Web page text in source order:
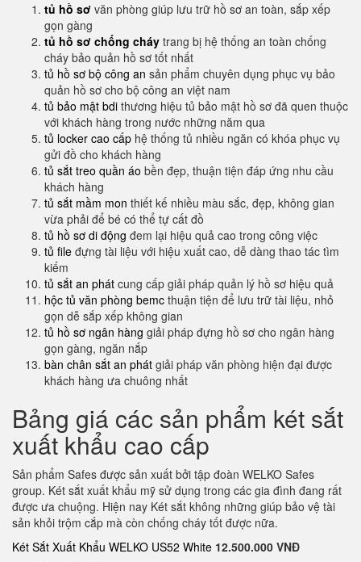
tủ hồ sơ văn phòng giúp lưu trữ hồ sơ an toàn, sắp xếp
gọn gàng
tủ hồ sơ chống cháy trang bị hệ thống an toàn chống
cháy bảo quản hồ sơ tốt nhất
tủ hồ sơ bộ công an sản phẩm chuyên dụng phục vụ bảo
quản hồ sơ cho bộ công an việt nam
tủ bảo mật bdi thương hiệu tủ bảo mật hồ sơ đã quen thuộc
với khách hàng trong nước những năm qua
tủ locker cao cấp hệ thống tủ nhiều ngăn có khóa phục vụ
gửi đồ cho khách hàng
tủ sắt treo quần áo bền đẹp, thuận tiện đáp ứng nhu cầu
khách hàng
tủ sắt mầm mon thiết kế nhiều màu sắc, đẹp, không gian
vừa phải để bé có thể tự cất đồ
tủ hồ sơ di động đem lại hiệu quả cao trong công việc
tủ file đựng tài liệu với hiệu xuất cao, dễ dàng thao tác tìm
kiếm
tủ sắt an phát cung cấp giải pháp quản lý hồ sơ hiệu quả
hộc tủ văn phòng bemc thuận tiện để lưu trữ tài liệu, nhỏ
gọn dễ sắp xếp không gian
tủ hồ sơ ngân hàng giải pháp đựng hồ sơ cho ngân hàng
gọn gàng, ngăn nắp
bàn chân sắt an phát giải pháp văn phòng hiện đại được
khách hàng ưa chuông nhất
Bảng giá các sản phẩm két sắt
xuất khẩu cao cấp
Sản phẩm Safes được sản xuất bởi tập đoàn WELKO Safes
group. Két sắt xuất khẩu mỹ sử dụng trong các gia đình đang rất
được ưa chuộng. Hiện nay Két sắt không những giúp bảo vệ tài
sản khỏi trộm cắp mà còn chống cháy tốt được nữa.
Két Sắt Xuất Khẩu WELKO US52 White 12.500.000 VNĐ